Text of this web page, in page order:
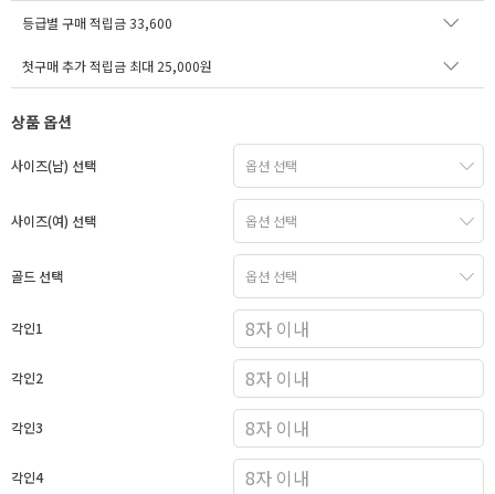
등급별 구매 적립금33,600
첫구매 추가 적립금 최대 25,000원
상품 옵션
사이즈(남) 선택
사이즈(여) 선택
골드 선택
각인1
각인2
각인3
각인4